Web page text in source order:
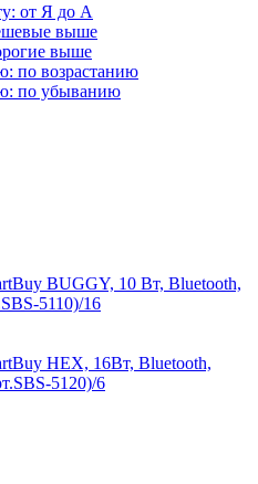
от Я до А
выше
выше
по возрастанию
по убыванию
BUGGY, 10 Вт, Bluetooth,
5110)/16
HEX, 16Вт, Bluetooth,
5120)/6